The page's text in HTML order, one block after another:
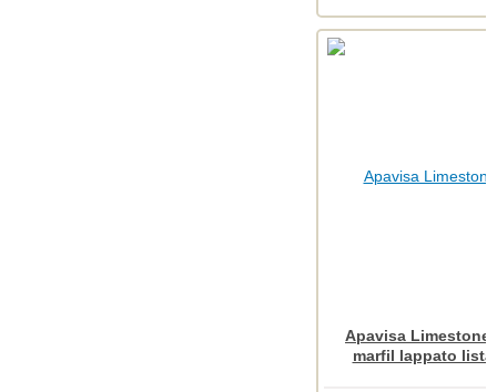
Apavisa Limestone
marfil lappato lista